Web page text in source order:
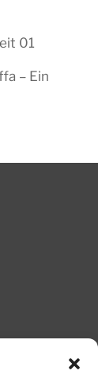
01
– Ein